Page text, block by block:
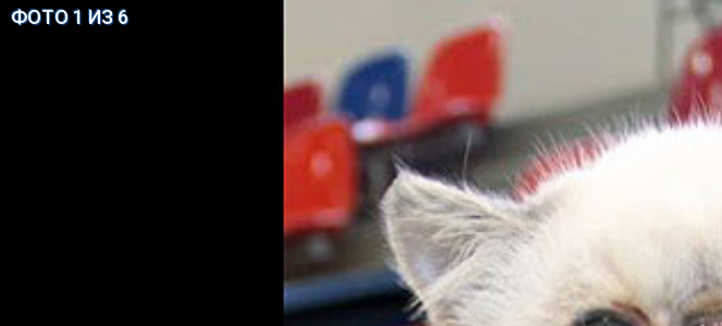
ФОТО 1 ИЗ 6